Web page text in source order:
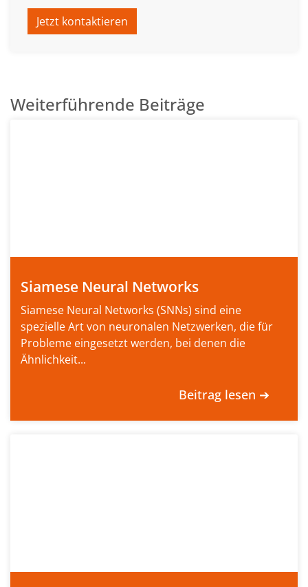
Jetzt kontaktieren
Weiterführende Beiträge
Siamese Neural Networks
Siamese Neural Networks (SNNs) sind eine
spezielle Art von neuronalen Netzwerken, die für
Probleme eingesetzt werden, bei denen die
Ähnlichkeit...
Beitrag lesen ➔